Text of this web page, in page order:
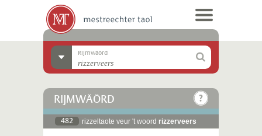
Rijmwäörd
RIJMWÄÖRD
482 rizzeltaote veur 't woord rizzerveers